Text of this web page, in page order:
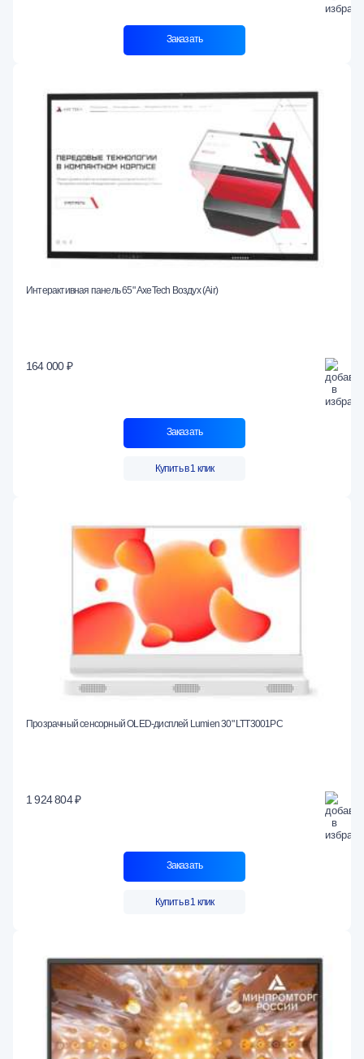
Заказать
Интерактивная панель 65" AxeTech Воздух (Air)
164 000 ₽
Заказать
Купить в 1 клик
Прозрачный сенсорный OLED-дисплей Lumien 30" LTT3001PC
1 924 804 ₽
Заказать
Купить в 1 клик